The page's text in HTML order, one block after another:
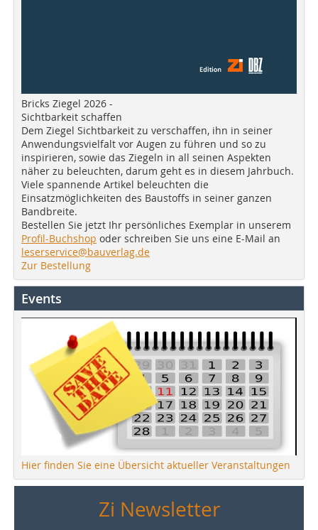
Bricks Ziegel 2026 -
Sichtbarkeit schaffen
Dem Ziegel Sichtbarkeit zu verschaffen, ihn in seiner
Anwendungsvielfalt vor Augen zu führen und so zu
inspirieren, sowie das Ziegeln in all seinen Aspekten
näher zu beleuchten, darum geht es in diesem Jahrbuch.
Viele spannende Artikel beleuchten die
Einsatzmöglichkeiten des Baustoffs in seiner ganzen
Bandbreite.
Bestellen Sie jetzt Ihr persönliches Exemplar in unserem
Profil-Buchshop oder schreiben Sie uns eine E-Mail an
leserservice@bauverlag.de
Zur Bestellung
Events
Hier finden Sie eine Übersicht aktueller Veranstaltungen
Zi Newsletter